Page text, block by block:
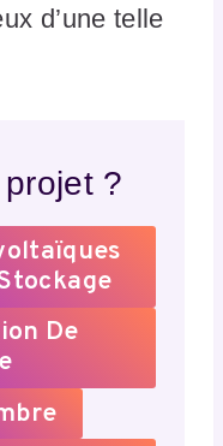
d’une telle
?
De